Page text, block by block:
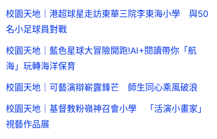
校園天地｜港超球星走訪東華三院李東海小學 與50
名小足球員對戰
校園天地｜藍色星球大冒險開跑!AI+閱讀帶你「航
海」玩轉海洋保育
校園天地｜可藝演辯嶄露鋒芒 師生同心乘風破浪
校園天地｜基督教粉嶺神召會小學 「活演小畫家」
視藝作品展